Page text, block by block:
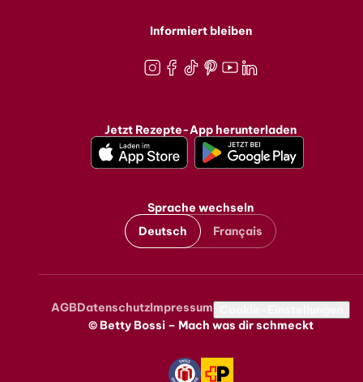
Informiert bleiben
Jetzt Rezepte-App herunterladen
Sprache wechseln
Deutsch
Français
Metanavigation
AGBDatenschutzImpressum
© Betty Bossi – Mach was dir schmeckt